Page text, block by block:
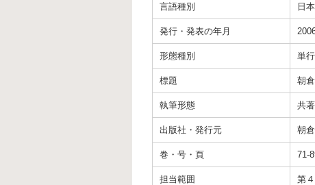
言語種別 日
発行・発表の年月
形態種別 単
標題 朝
執筆形態 共著
出版社・発行元 朝
巻・号・頁 71-
担当範囲 第